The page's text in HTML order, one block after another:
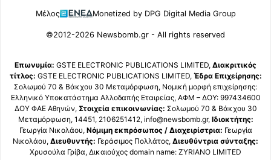
Μέλος Monetized by DPG Digital Media Group
©2012-2026 Newsbomb.gr - All rights reserved
Επωνυμία: GSTE ELECTRONIC PUBLICATIONS LIMITED, Διακριτικός
τίτλος: GSTE ELECTRONIC PUBLICATIONS LIMITED, Έδρα Επιχείρησης:
Σολωμού 70 & Βάκχου 30 Μεταμόρφωση, Νομική μορφή επιχείρησης:
Ελληνικό Υποκατάστημα Αλλοδαπής Εταιρείας, ΑΦΜ – ΔΟΥ: 997434600
ΔΟΥ ΦΑΕ Αθηνών, Στοιχεία επικοινωνίας: Σολωμού 70 & Βάκχου 30
Μεταμόρφωση, 14451, 2106251412, info@newsbomb.gr, Ιδιοκτήτης:
Γεωργία Νικολάου, Νόμιμη εκπρόσωπος / Διαχειρίστρια: Γεωργία
Νικολάου, Διευθυντής: Γεράσιμος Πολλάτος, Διευθύντρια σύνταξης:
Χρυσούλα Γρίβα, Δικαιούχος domain name: ZYRIANO LIMITED